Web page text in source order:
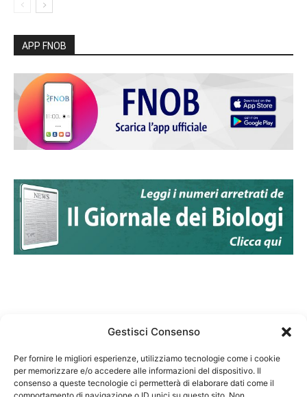
Gestisci Consenso
Per fornire le migliori esperienze, utilizziamo tecnologie come i cookie
per memorizzare e/o accedere alle informazioni del dispositivo. Il
consenso a queste tecnologie ci permetterà di elaborare dati come il
APP FNOB
Federazione Nazionale Degli Ordini dei Biologi:
codice fiscale 80069130583